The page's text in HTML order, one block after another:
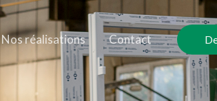
Nos réalisations Contact